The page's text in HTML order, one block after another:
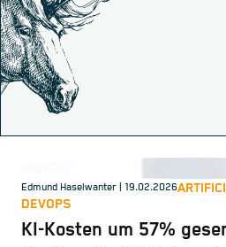
Edmund Haselwanter | 19.02.2026
DEVOPS
KI-Kosten um 57%